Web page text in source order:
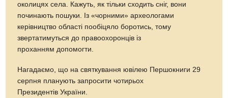
околицях села. Кажуть, як тільки сходить сніг, вони
починають пошуки. Із «чорними» археологами
керівництво області пообіцяло боротись, тому
звертатимуться до правоохоронців iз
проханням допомогти.
Нагадаємо, що на святкування ювілею Першокниги 29
серпня планують запросити чотирьох
Президентів України.